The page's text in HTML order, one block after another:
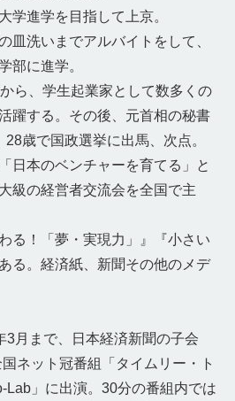
学進学を目指して上京。
皿洗いまでアルバイトをして、
部に進学。
ら、学生起業家として数多くの
躍する。その後、元首相の秘書
歳で国政選挙に出馬、次点。
日本のベンチャーを育てる」と
級の経営者交流会を全国で主
る！「夢・実現力」』『小さい
る。経済紙、新聞その他のメデ
3月まで、日本経済新聞の子会
ネット冠番組「タイムリー・ト
Lab」に出演。30分の番組内では